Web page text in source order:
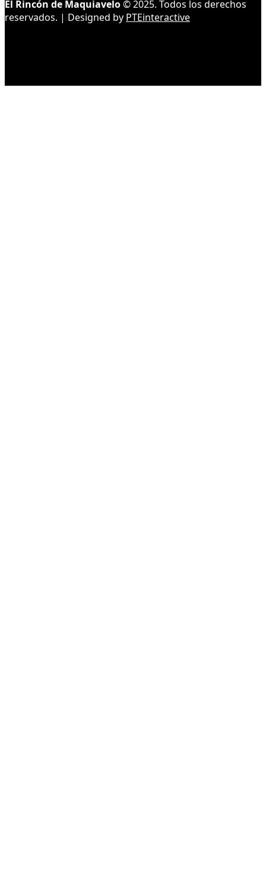
El Rincón de Maquiavelo© 2025. Todos los derechos
reservados. | Designed by PTEinteractive